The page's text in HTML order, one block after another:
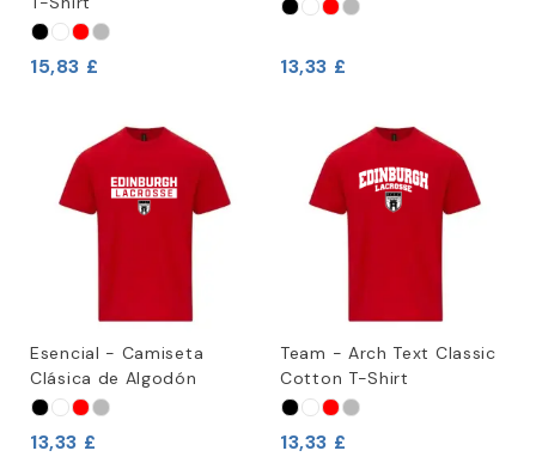
15,83 £ 13,33 £
Esencial - Camiseta
Clásica de Algodón
13,33 £
Team - Arch Text Classic
Cotton T-Shirt
13,33 £